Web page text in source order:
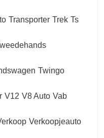
Transporter Trek Ts
Twingo
V12 V8 Auto Vab
Verkoopjeauto